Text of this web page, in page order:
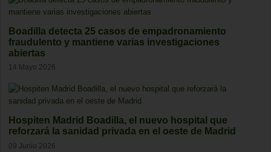
Boadilla detecta 25 casos de empadronamiento
fraudulento y mantiene varias investigaciones
abiertas
14 Mayo 2026
Hospiten Madrid Boadilla, el nuevo hospital que
reforzará la sanidad privada en el oeste de Madrid
09 Junio 2026